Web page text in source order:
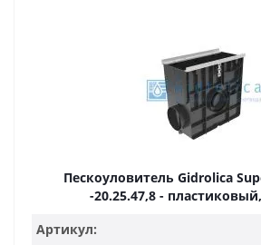
Пескоуловитель Gidrolica
-20.25.47,8 -
Артикул: